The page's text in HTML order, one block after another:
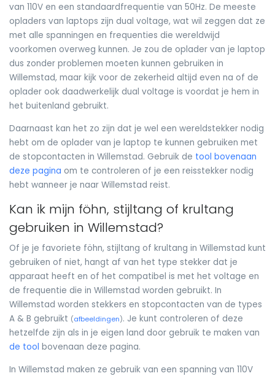
van 110V en een standaardfrequentie van 50Hz. De meeste
opladers van laptops zijn dual voltage, wat wil zeggen dat ze
met alle spanningen en frequenties die wereldwijd
voorkomen overweg kunnen. Je zou de oplader van je laptop
dus zonder problemen moeten kunnen gebruiken in
Willemstad, maar kijk voor de zekerheid altijd even na of de
oplader ook daadwerkelijk dual voltage is voordat je hem in
het buitenland gebruikt.
Daarnaast kan het zo zijn dat je wel een wereldstekker nodig
hebt om de oplader van je laptop te kunnen gebruiken met
de stopcontacten in Willemstad. Gebruik de tool bovenaan
deze pagina om te controleren of je een reisstekker nodig
hebt wanneer je naar Willemstad reist.
Kan ik mijn föhn, stijltang of krultang
gebruiken in Willemstad?
Of je je favoriete föhn, stijltang of krultang in Willemstad kunt
gebruiken of niet, hangt af van het type stekker dat je
apparaat heeft en of het compatibel is met het voltage en
de frequentie die in Willemstad worden gebruikt. In
Willemstad worden stekkers en stopcontacten van de types
A & B gebruikt (afbeeldingen). Je kunt controleren of deze
hetzelfde zijn als in je eigen land door gebruik te maken van
de tool bovenaan deze pagina.
In Willemstad maken ze gebruik van een spanning van 110V